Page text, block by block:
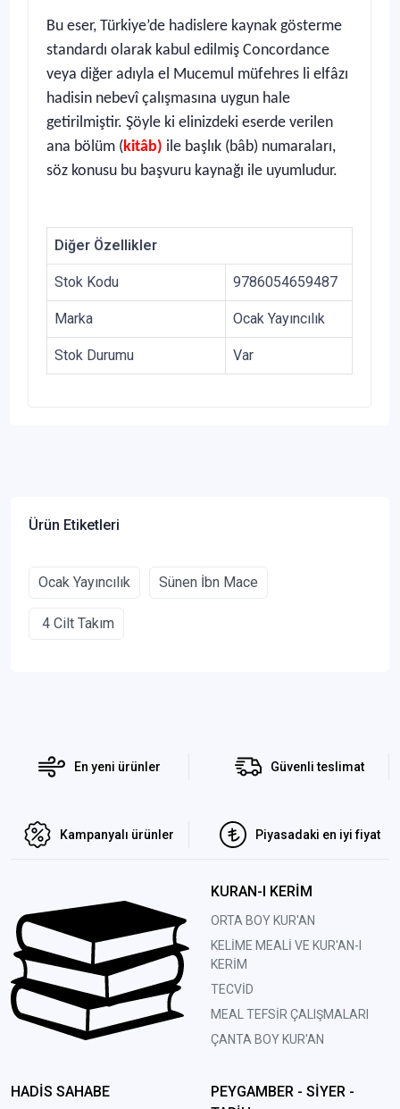
Bu eser, Türkiye’de hadislere kaynak gösterme
standardı olarak kabul edilmiş Concordance
veya diğer adıyla el Mucemul müfehres li elfâzı
hadisin nebevî çalışmasına uygun hale
getirilmiştir. Şöyle ki elinizdeki eserde verilen
ana bölüm (kitâb) ile başlık (bâb) numaraları,
söz konusu bu başvuru kaynağı ile uyumludur.
Diğer Özellikler
Stok Kodu 9786054659487
Marka Ocak Yayıncılık
Stok Durumu Var
Ürün Etiketleri
Ocak Yayıncılık Sünen İbn Mace
4 Cilt Takım
En yeni ürünler Güvenli teslimat
Kampanyalı ürünler Piyasadaki en iyi fiyat
KURAN-I KERİM
ORTA BOY KUR'AN
KELİME MEALİ VE KUR'AN-I
KERİM
TECVİD
MEAL TEFSİR ÇALIŞMALARI
ÇANTA BOY KUR'AN
HADİS SAHABE
PEYGAMBER - SİYER -